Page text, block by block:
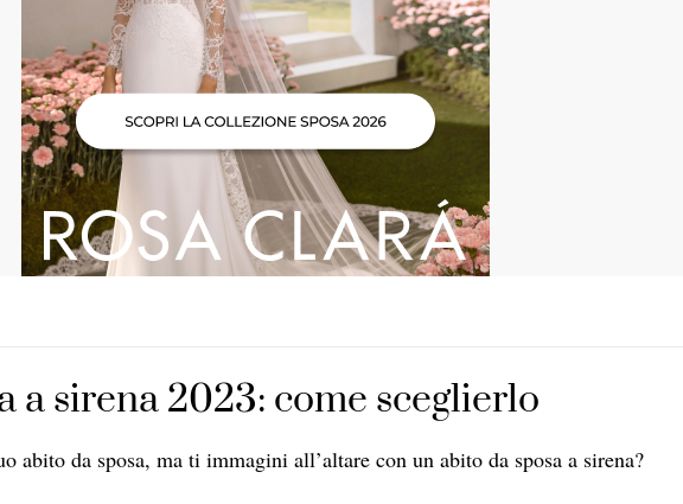
a sirena 2023: come sceglierlo
abito da sposa, ma ti immagini all’altare con un abito da sposa a sirena?